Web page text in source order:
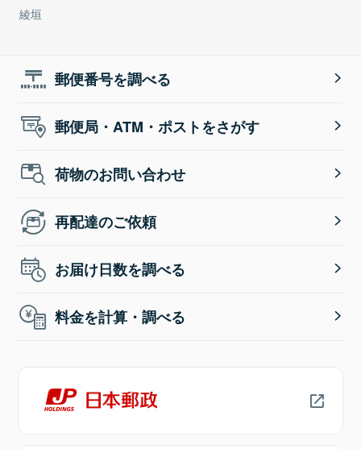
綾垣
郵便番号を調べる
郵便局・ATM・ポストをさがす
荷物のお問い合わせ
再配達のご依頼
お届け日数を調べる
料金を計算・調べる